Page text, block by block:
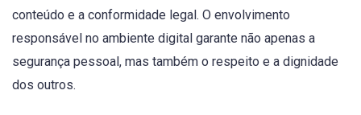
conteúdo e a conformidade legal. O envolvimento
responsável no ambiente digital garante não apenas a
segurança pessoal, mas também o respeito e a dignidade
dos outros.